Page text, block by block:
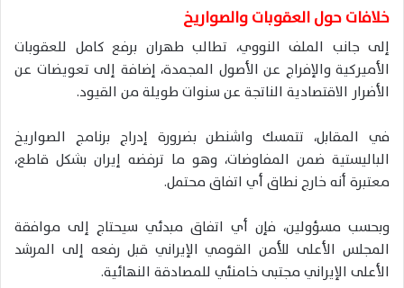
خلافات حول العقوبات والصواريخ
إلى جانب الملف النووي، تطالب طهران برفع كامل للعقوبات
الأميركية والإفراج عن الأصول المجمدة، إضافة إلى تعويضات عن
الأضرار الاقتصادية الناتجة عن سنوات طويلة من القيود.
في المقابل، تتمسك واشنطن بضرورة إدراج برنامج الصواريخ
الباليستية ضمن المفاوضات، وهو ما ترفضه إيران بشكل قاطع،
معتبرة أنه خارج نطاق أي اتفاق محتمل.
وبحسب مسؤولين، فإن أي اتفاق مبدئي سيحتاج إلى موافقة
المجلس الأعلى للأمن القومي الإيراني قبل رفعه إلى المرشد
الأعلى الإيراني مجتبى خامنئي للمصادقة النهائية.